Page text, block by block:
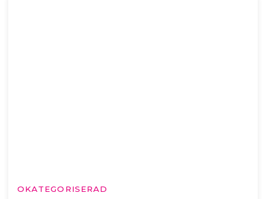
OKATEGORISERAD